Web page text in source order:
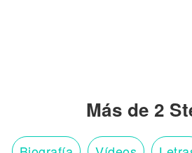
Más de 2